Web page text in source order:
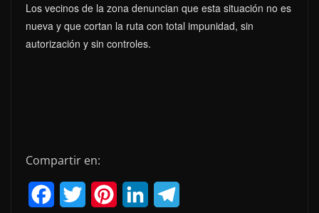
Los vecinos de la zona denuncian que esta situación no es
nueva y que cortan la ruta con total impunidad, sin
autorización y sin controles.
Compartir en: